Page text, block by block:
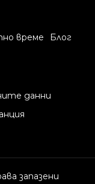
време Блог
данни
запазени